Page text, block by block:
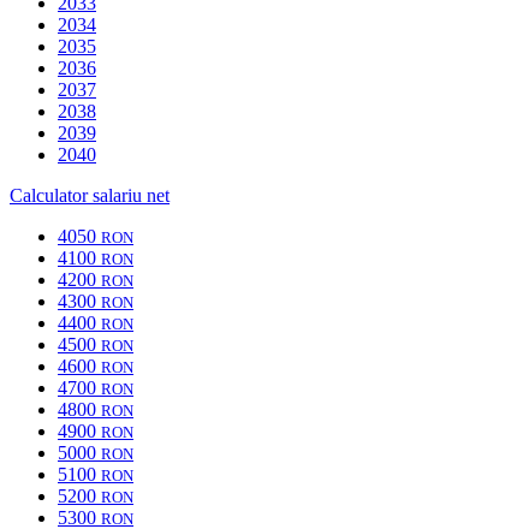
2034
2035
2036
2037
2038
2039
2040
Calculator salariu net
4050 RON
4100 RON
4200 RON
4300 RON
4400 RON
4500 RON
4600 RON
4700 RON
4800 RON
4900 RON
5000 RON
5100 RON
5200 RON
5300 RON